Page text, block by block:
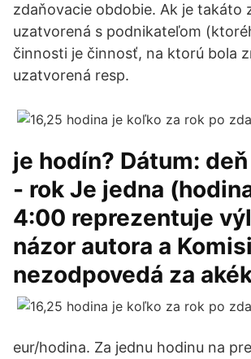
zdaňovacie obdobie. Ak je takáto
uzatvorená s podnikateľom
činnosti je činnosť, na ktorú bola
uzatvorená resp.
je hodín? Dátum:
- rok Je jedna
4:00 reprezentuje
názor autora a
nezodpovedá za
eur/hodina. Za jednu hodinu na